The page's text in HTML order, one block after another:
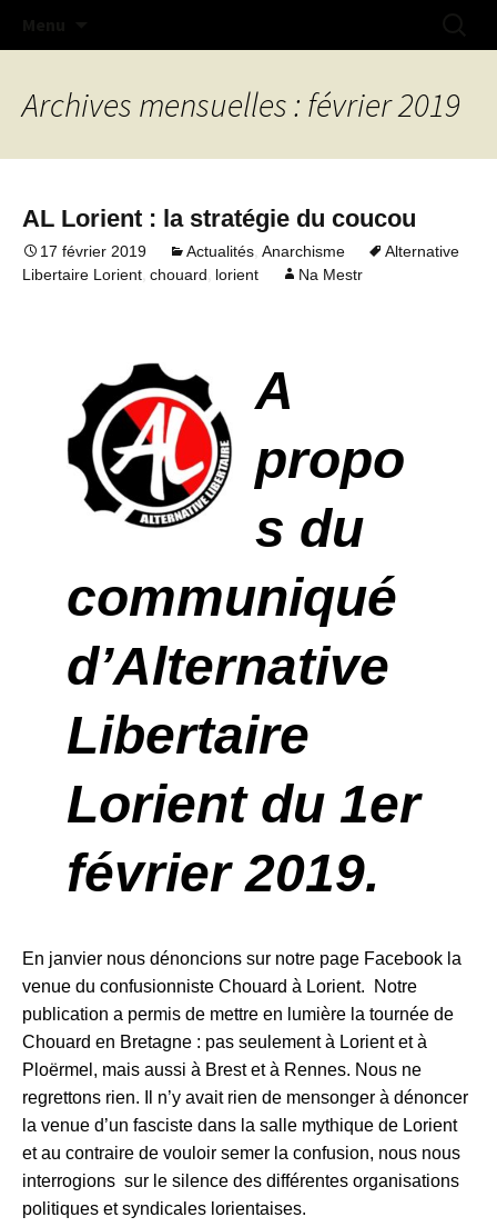
Archives mensuelles : février 2019
AL Lorient : la stratégie du coucou
17 février 2019 Actualités, Anarchisme
Alternative
Libertaire Lorient, chouard, lorient Na Mestr
A
propo
s du
communiqué
d’Alternative
Libertaire
Lorient du 1er
février 2019.
En janvier nous dénoncions sur notre page Facebook la
venue du confusionniste Chouard à Lorient. Notre
publication a permis de mettre en lumière la tournée de
Chouard en Bretagne : pas seulement à Lorient et à
Ploërmel, mais aussi à Brest et à Rennes. Nous ne
regrettons rien. Il n’y avait rien de mensonger à dénoncer
la venue d’un fasciste dans la salle mythique de Lorient
et au contraire de vouloir semer la confusion, nous nous
interrogions sur le silence des différentes organisations
politiques et syndicales lorientaises.